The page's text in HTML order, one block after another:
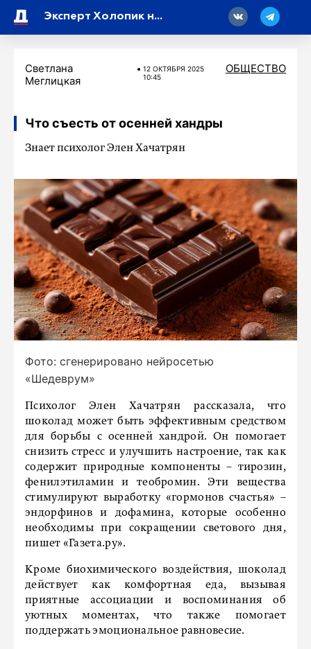
Эксперт Холопик назвал ключевую ставку в 17% угрозой рынку недвижимости
Светлана
Меглицкая
12 ОКТЯБРЯ 2025
10:45
ОБЩЕСТВО
Что съесть от осенней хандры
Знает психолог Элен Хачатрян
Фото: сгенерировано нейросетью
«Шедеврум»
Психолог Элен Хачатрян рассказала, что
шоколад может быть эффективным средством
для борьбы с осенней хандрой. Он помогает
снизить стресс и улучшить настроение, так как
содержит природные компоненты – тирозин,
фенилэтиламин и теобромин. Эти вещества
стимулируют выработку «гормонов счастья» –
эндорфинов и дофамина, которые особенно
необходимы при сокращении светового дня,
пишет «Газета.ру».
Кроме биохимического воздействия, шоколад
действует как комфортная еда, вызывая
приятные ассоциации и воспоминания об
уютных моментах, что также помогает
поддержать эмоциональное равновесие.